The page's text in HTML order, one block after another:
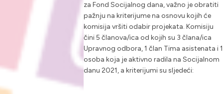
za Fond Socijalnog dana, važno je obratiti
pažnju na kriterijume na osnovu kojih će
komisija vršiti odabir projekata. Komisiju
čini 5 članova/ica od kojih su 3 člana/ica
Upravnog odbora, 1 član Tima asistenata i 1
osoba koja je aktivno radila na Socijalnom
danu 2021, a kriterijumi su sljedeći: